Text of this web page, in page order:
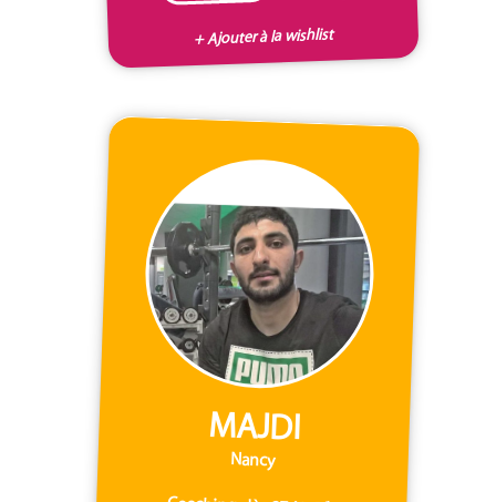
+ Ajouter à la wishlist
MAJDI
Nancy